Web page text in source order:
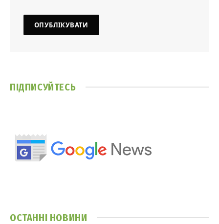
ПІДПИСУЙТЕСЬ
ОСТАННІ НОВИНИ